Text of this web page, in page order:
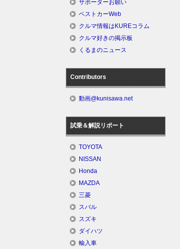
サポーターお願い
ベストカーWeb
クルマ情報はKUREコラム
クルマ好きの掲示板
くるまのニュース
Contributors
動画@kunisawa.net
試乗＆解説リポート
TOYOTA
NISSAN
Honda
MAZDA
三菱
スバル
スズキ
ダイハツ
輸入車